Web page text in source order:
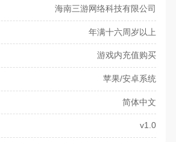
海南三游网络科技有限公司
年满十六周岁以上
游戏内充值购买
苹果/安卓系统
简体中文
v1.0